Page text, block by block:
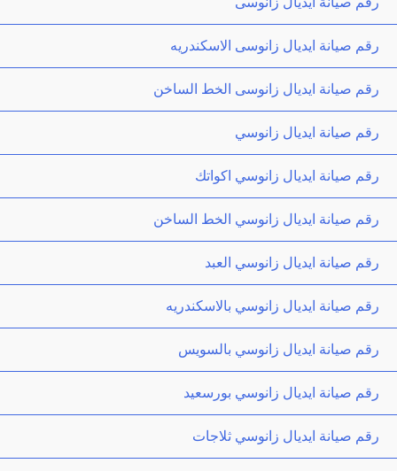
رقم صيانة ايديال زانوسى الاسكندريه
رقم صيانة ايديال زانوسى الخط الساخن
رقم صيانة ايديال زانوسي
رقم صيانة ايديال زانوسي اكواتك
رقم صيانة ايديال زانوسي الخط الساخن
رقم صيانة ايديال زانوسي العبد
رقم صيانة ايديال زانوسي بالاسكندريه
رقم صيانة ايديال زانوسي بالسويس
رقم صيانة ايديال زانوسي بورسعيد
رقم صيانة ايديال زانوسي ثلاجات